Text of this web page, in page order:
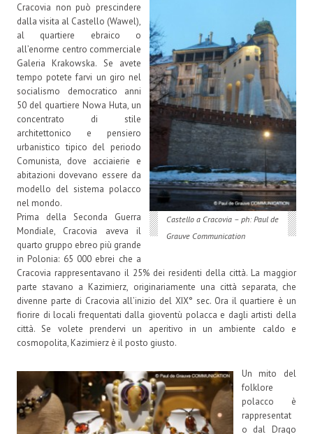
Castello a Cracovia – ph: Paul de
Grauve Communication
Cracovia non può prescindere
dalla visita al Castello (Wawel),
al quartiere ebraico o
all’enorme centro commerciale
Galeria Krakowska. Se avete
tempo potete farvi un giro nel
socialismo democratico anni
50 del quartiere Nowa Huta, un
concentrato di stile
architettonico e pensiero
urbanistico tipico del periodo
Comunista, dove acciaierie e
abitazioni dovevano essere da
modello del sistema polacco
nel mondo.
Prima della Seconda Guerra
Mondiale, Cracovia aveva il
quarto gruppo ebreo più grande
in Polonia: 65 000 ebrei che a
Cracovia rappresentavano il 25% dei residenti della città. La maggior
parte stavano a Kazimierz, originariamente una città separata, che
divenne parte di Cracovia all’inizio del XIX° sec. Ora il quartiere è un
fiorire di locali frequentati dalla gioventù polacca e dagli artisti della
città. Se volete prendervi un aperitivo in un ambiente caldo e
cosmopolita, Kazimierz è il posto giusto.
Un mito del
folklore
polacco è
rappresentat
o dal Drago